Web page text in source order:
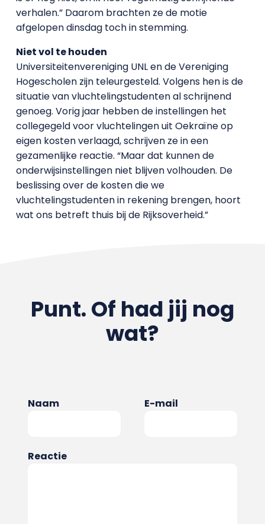
verhalen.” Daarom brachten ze de motie
afgelopen dinsdag toch in stemming.
Niet vol te houden
Universiteitenvereniging UNL en de Vereniging
Hogescholen zijn teleurgesteld. Volgens hen is de
situatie van vluchtelingstudenten al schrijnend
genoeg. Vorig jaar hebben de instellingen het
collegegeld voor vluchtelingen uit Oekraïne op
eigen kosten verlaagd, schrijven ze in een
gezamenlijke reactie. “Maar dat kunnen de
onderwijsinstellingen niet blijven volhouden. De
beslissing over de kosten die we
vluchtelingstudenten in rekening brengen, hoort
wat ons betreft thuis bij de Rijksoverheid.”
Punt. Of had jij nog
wat?
Naam E-mail
Reactie